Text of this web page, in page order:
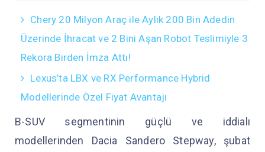
Chery 20 Milyon Araç ile Aylık 200 Bin Adedin
Üzerinde İhracat ve 2 Bini Aşan Robot Teslimiyle 3
Rekora Birden İmza Attı!
Lexus’ta LBX ve RX Performance Hybrid
Modellerinde Özel Fiyat Avantajı
B-SUV segmentinin güçlü ve iddialı
modellerinden Dacia Sandero Stepway, şubat